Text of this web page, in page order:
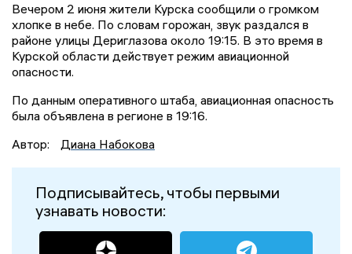
Вечером 2 июня жители Курска сообщили о громком
хлопке в небе. По словам горожан, звук раздался в
районе улицы Дериглазова около 19:15. В это время в
Курской области действует режим авиационной
опасности.
По данным оперативного штаба, авиационная опасность
была объявлена в регионе в 19:16.
Автор:
Диана Набокова
Подписывайтесь, чтобы первыми
узнавать новости: